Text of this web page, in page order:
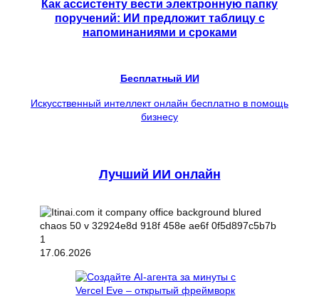
Как ассистенту вести электронную папку
поручений: ИИ предложит таблицу с
напоминаниями и сроками
Бесплатный ИИ
Искусственный интеллект онлайн бесплатно в помощь
бизнесу
Лучший ИИ онлайн
17.06.2026